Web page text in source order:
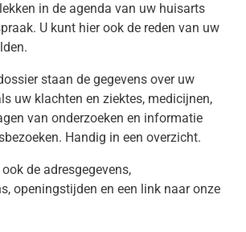
in de agenda van uw huisarts
U kunt hier ook de reden van uw
staan de gegevens over uw
uw klachten en ziektes, medicijnen,
van onderzoeken en informatie
Handig in een overzicht.
de adresgegevens,
openingstijden en een link naar onze